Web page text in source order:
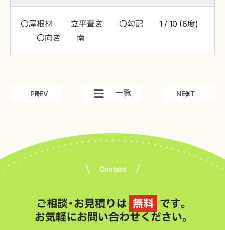
〇屋根材 立平葺き 〇勾配 1 / 10 (6度)
〇向き 南
PREV 一覧 NEXT
Contact
ご相談・お見積りは 無料
です。
お気軽にお問い合わせください。